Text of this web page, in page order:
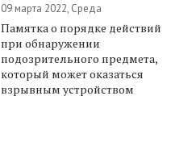
09 марта 2022, Среда
Памятка о порядке действий
при обнаружении
подозрительного предмета,
который может оказаться
взрывным устройством